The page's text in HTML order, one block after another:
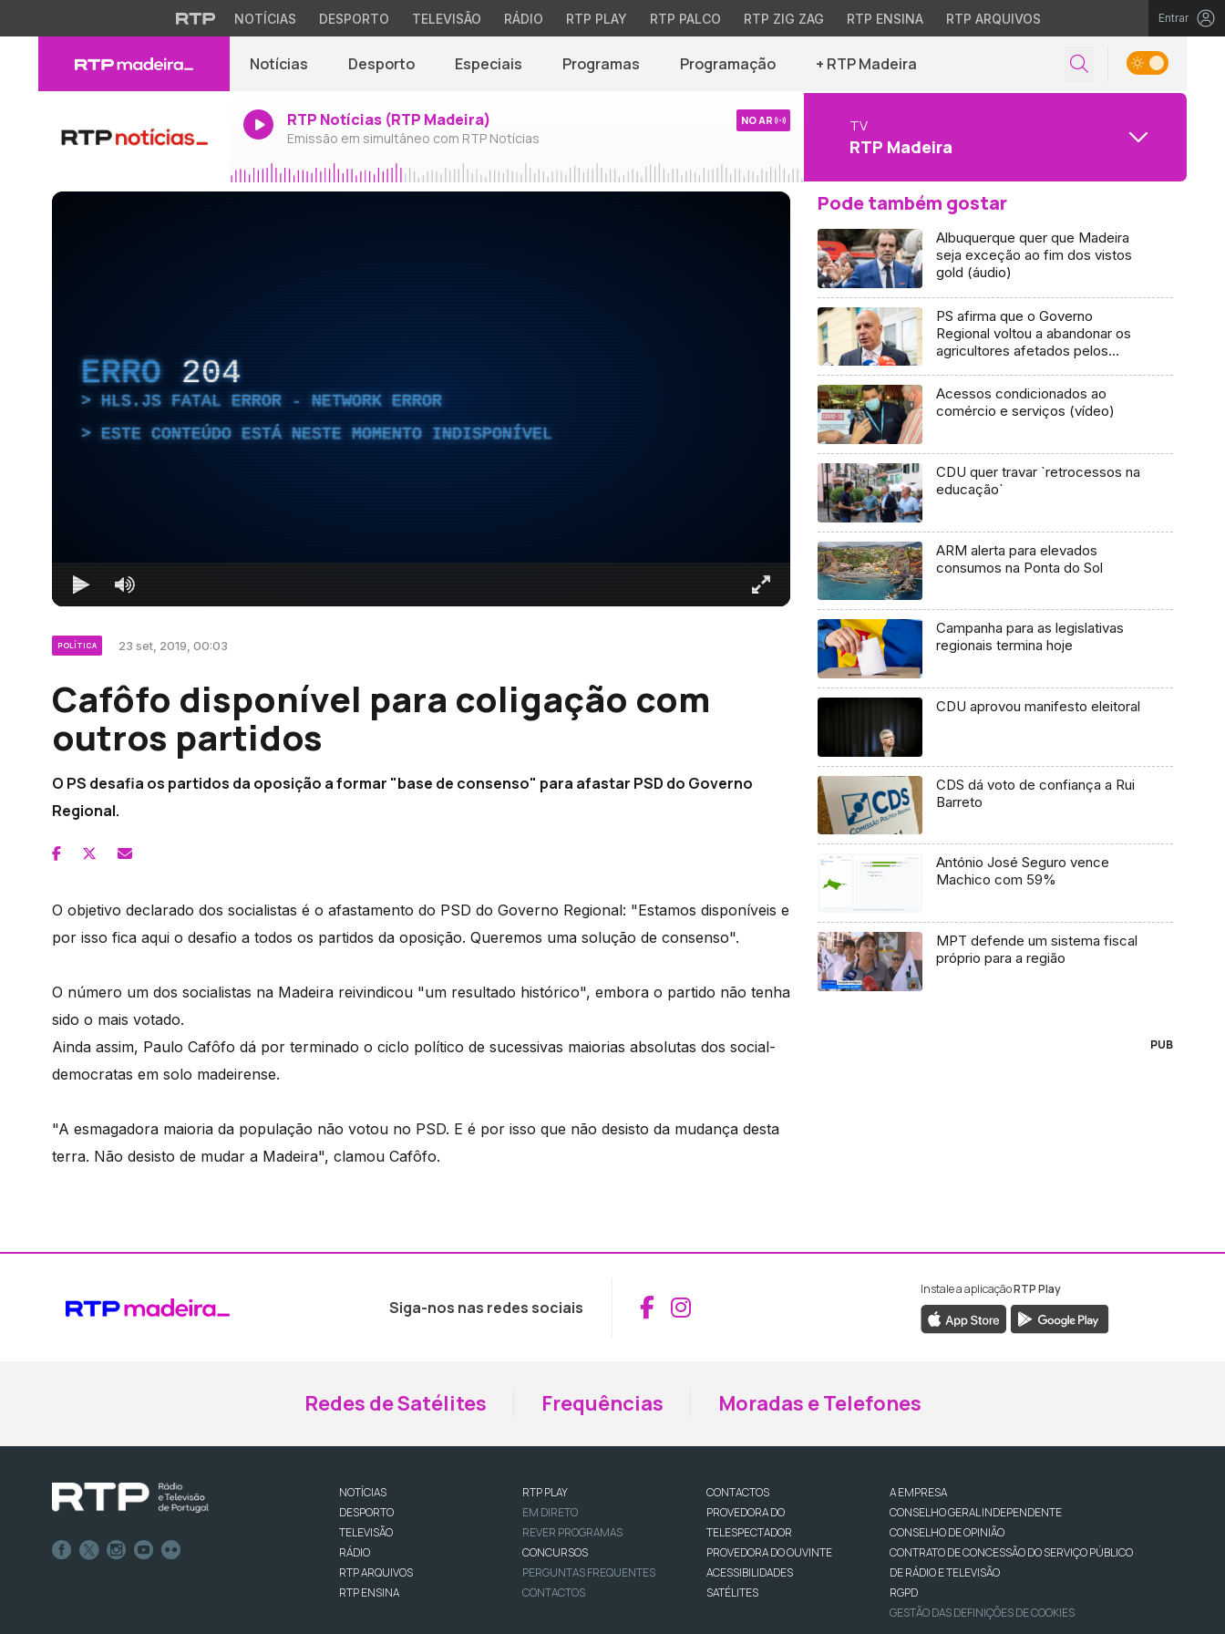
NOTÍCIAS DESPORTO TELEVISÃO RÁDIO RTP PLAY RTP PALCO RTP ZIG ZAG RTP ENSINA RTP ARQUIVOS Entrar
Notícias Desporto Especiais Programas Programação + RTP Madeira
RTP Notícias (RTP Madeira)
Emissão em simultâneo com RTP Notícias
NO AR TV
RTP Madeira
ERRO 204
HLS.JS FATAL ERROR - NETWORK ERROR
ESTE CONTEÚDO ESTÁ NESTE MOMENTO INDISPONÍVEL
POLÍTICA 23 set, 2019, 00:03
Cafôfo disponível para coligação com
outros partidos
O PS desafia os partidos da oposição a formar "base de consenso" para afastar PSD do Governo
Regional.
O objetivo declarado dos socialistas é o afastamento do PSD do Governo Regional: "Estamos disponíveis e
por isso fica aqui o desafio a todos os partidos da oposição. Queremos uma solução de consenso".
O número um dos socialistas na Madeira reivindicou "um resultado histórico", embora o partido não tenha
sido o mais votado.
Ainda assim, Paulo Cafôfo dá por terminado o ciclo político de sucessivas maiorias absolutas dos social-
democratas em solo madeirense.
"A esmagadora maioria da população não votou no PSD. E é por isso que não desisto da mudança desta
terra. Não desisto de mudar a Madeira", clamou Cafôfo.
Pode também gostar
Albuquerque quer que Madeira
seja exceção ao fim dos vistos
gold (áudio)
PS afirma que o Governo
Regional voltou a abandonar os
agricultores afetados pelos
Acessos condicionados ao
comércio e serviços (vídeo)
CDU quer travar `retrocessos na
educação`
ARM alerta para elevados
consumos na Ponta do Sol
Campanha para as legislativas
regionais termina hoje
CDU aprovou manifesto eleitoral
CDS dá voto de confiança a Rui
Barreto
António José Seguro vence
Machico com 59%
MPT defende um sistema fiscal
próprio para a região
PUB
Siga-nos nas redes sociais Aceder ao Facebook da RTP Madeira
Aceder ao Instagram da RTP Madeira
Instale a aplicaçãoRTP Play
Redes de Satélites Frequências Moradas e Telefones
NOTÍCIAS
DESPORTO
TELEVISÃO
RÁDIO
RTP ARQUIVOS
RTP ENSINA
RTP PLAY
EM DIRETO
REVER PROGRAMAS
CONCURSOS
PERGUNTAS FREQUENTES
CONTACTOS
CONTACTOS
PROVEDORA DO
TELESPECTADOR
PROVEDORA DO OUVINTE
ACESSIBILIDADES
SATÉLITES
A EMPRESA
CONSELHO GERAL INDEPENDENTE
CONSELHO DE OPINIÃO
CONTRATO DE CONCESSÃO DO SERVIÇO PÚBLICO
DE RÁDIO E TELEVISÃO
RGPD
GESTÃO DAS DEFINIÇÕES DE COOKIES